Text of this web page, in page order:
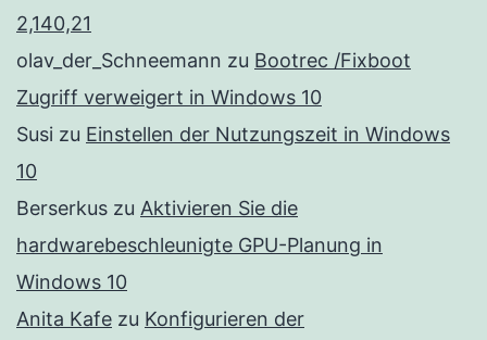
2,140,21
olav_der_Schneemann zu Bootrec /Fixboot
Zugriff verweigert in Windows 10
Susi zu Einstellen der Nutzungszeit in Windows
10
Berserkus zu Aktivieren Sie die
hardwarebeschleunigte GPU-Planung in
Windows 10
Anita Kafe zu Konfigurieren der